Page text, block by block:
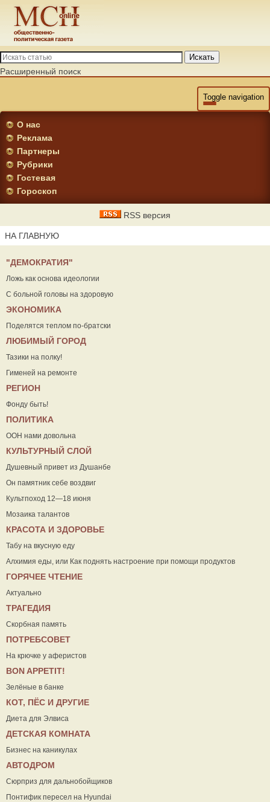
Искать
Расширенный поиск
Toggle navigation
О нас
Реклама
Партнеры
Рубрики
Гостевая
Гороскоп
RSS версия
НА ГЛАВНУЮ
"ДЕМОКРАТИЯ"
Ложь как основа идеологии
С больной головы на здоровую
ЭКОНОМИКА
Поделятся теплом по-братски
ЛЮБИМЫЙ ГОРОД
Тазики на полку!
Гименей на ремонте
РЕГИОН
Фонду быть!
ПОЛИТИКА
ООН нами довольна
КУЛЬТУРНЫЙ СЛОЙ
Душевный привет из Душанбе
Он памятник себе воздвиг
Культпоход 12—18 июня
Мозаика талантов
КРАСОТА И ЗДОРОВЬЕ
Табу на вкусную еду
Алхимия еды, или Как поднять настроение при помощи продуктов
ГОРЯЧЕЕ ЧТЕНИЕ
Актуально
ТРАГЕДИЯ
Скорбная память
ПОТРЕБСОВЕТ
На крючке у аферистов
ВON APPETIT!
Зелёные в банке
КОТ, ПЁС И ДРУГИЕ
Диета для Элвиса
ДЕТСКАЯ КОМНАТА
Бизнес на каникулах
АВТОДРОМ
Сюрприз для дальнобойщиков
Понтифик пересел на Hyundai